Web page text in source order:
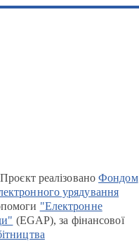
реалізованоФондом
урядування
"Електронне
(EGAP), за фінансової